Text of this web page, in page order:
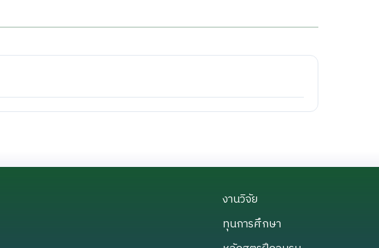
งานวิจัย
ทุนการศึกษา